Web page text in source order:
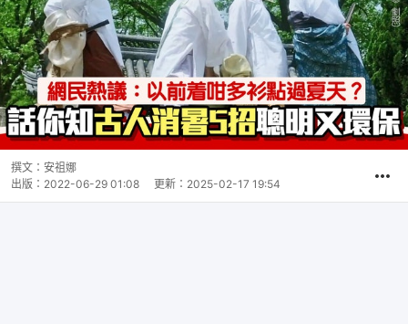
撰文： 安祖娜
出版： 2022-06-29 01:08 更新： 2025-02-17 19:54